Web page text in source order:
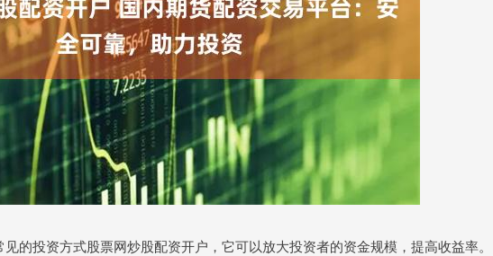
的投资方式股票网炒股配资开户，它可以放大投资者的资金规模，提高收益率。